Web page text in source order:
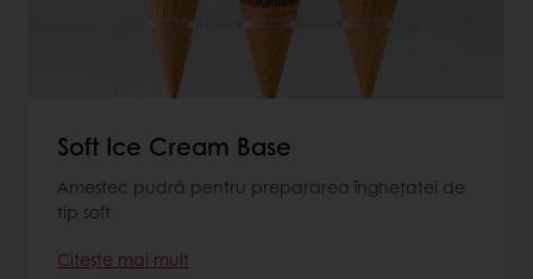
Soft Ice Cream Base
Amestec pudră pentru prepararea înghețatei de
tip soft
Citește mai mult